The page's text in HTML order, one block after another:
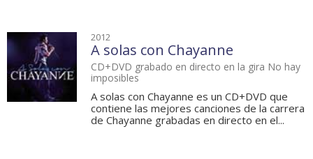
2012
A solas con Chayanne
CD+DVD grabado en directo en la gira No hay
imposibles
A solas con Chayanne es un CD+DVD que
contiene las mejores canciones de la carrera
de Chayanne grabadas en directo en el...